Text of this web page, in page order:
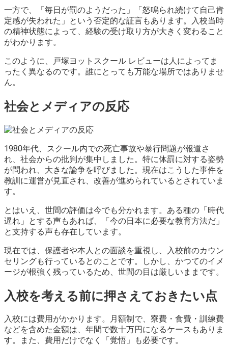
一方で、「毎日が罰のようだった」「怒鳴られ続けて自己肯
定感が失われた」という否定的な証言もあります。入校当時
の精神状態によって、経験の受け取り方が大きく変わること
がわかります。
このように、戸塚ヨットスクール レビューは人によってま
ったく異なるのです。誰にとっても万能な場所ではありませ
ん。
社会とメディアの反応
1980年代、スクール内での死亡事故や暴行問題が報道さ
れ、社会からの批判が集中しました。特に体罰に対する姿勢
が問われ、大きな論争を呼びました。現在はこうした事件を
教訓に運営が見直され、改善が進められているとされていま
す。
とはいえ、世間の評価は今でも分かれます。ある種の「時代
遅れ」とする声もあれば、「今の日本に必要な教育方法だ」
と支持する声も存在しています。
現在では、保護者や本人との面談を重視し、入校前のカウン
セリングも行っているとのことです。しかし、かつてのイメ
ージが根強く残っているため、世間の目は厳しいままです。
入校を考える前に押さえておきたい点
入校には費用がかかります。月額制で、寮費・食費・訓練費
などを含めた金額は、年間で数十万円になるケースもありま
す。また、費用だけでなく「覚悟」も必要です。